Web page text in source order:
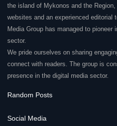
the island of Mykonos and the
websites and an experienced editorial
Media Group has managed to pioneer
sector.
We pride ourselves on sharing
connect with readers. The group is
presence in the digital media sector.
Random Posts
Social Media